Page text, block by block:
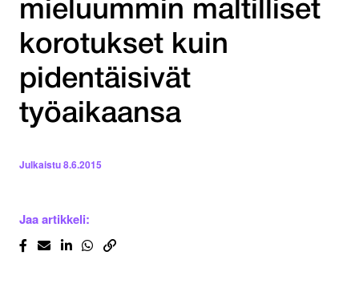
mieluummin maltilliset
korotukset kuin
pidentäisivät
työaikaansa
Julkaistu8.6.2015
Jaa artikkeli: